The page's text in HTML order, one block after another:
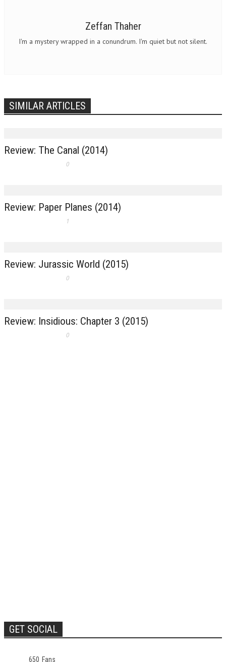
Zeffan Thaher
I'm a mystery wrapped in a conundrum. I'm quiet but not silent.
SIMILAR ARTICLES
Review: The Canal (2014)
0
Review: Paper Planes (2014)
1
Review: Jurassic World (2015)
0
Review: Insidious: Chapter 3 (2015)
0
GET SOCIAL
650 Fans